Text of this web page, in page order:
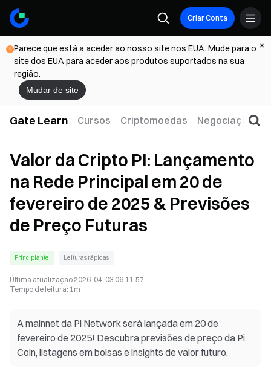
Criar Conta
Parece que está a aceder ao nosso site nos EUA. Mude para o
site dos EUA para aceder aos produtos suportados na sua
região.
Mudar de site
Gate Learn Cursos Criptomoedas Negociação
Valor da Cripto PI: Lançamento
na Rede Principal em 20 de
fevereiro de 2025 & Previsões
de Preço Futuras
Principiante Leituras rápidas
Última atualização2026-04-03 06:11:57
Tempo de leitura: 1m
A mainnet da Pi Network será lançada em 20 de
fevereiro de 2025! Descubra previsões de preço da Pi
Coin, listagens em bolsas e insights de valor futuro.